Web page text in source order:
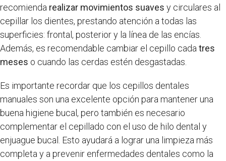
recomienda realizar movimientos suaves y circulares al
cepillar los dientes, prestando atención a todas las
superficies: frontal, posterior y la línea de las encías.
Además, es recomendable cambiar el cepillo cada tres
meses o cuando las cerdas estén desgastadas.
Es importante recordar que los cepillos dentales
manuales son una excelente opción para mantener una
buena higiene bucal, pero también es necesario
complementar el cepillado con el uso de hilo dental y
enjuague bucal. Esto ayudará a lograr una limpieza más
completa y a prevenir enfermedades dentales como la